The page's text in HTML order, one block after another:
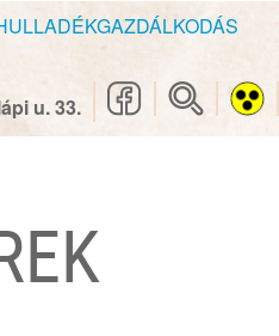
Ugrás
a
Ugrás
a
u. 33.